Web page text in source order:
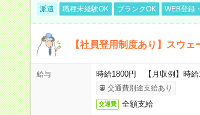
派遣 職種未経験OK ブランクOK WEB登録
【社員登用制度あり】スウ
給与 時給1800円 【月収例】時給
交通費別途支給あり
交通費 全額支給